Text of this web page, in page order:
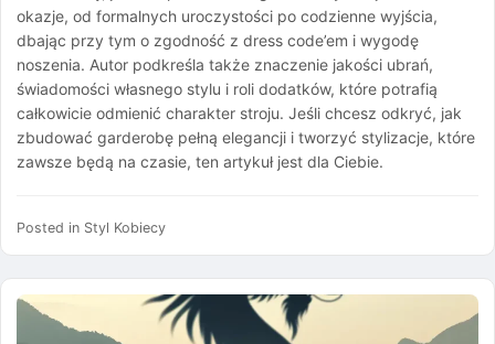
okazje, od formalnych uroczystości po codzienne wyjścia,
dbając przy tym o zgodność z dress code’em i wygodę
noszenia. Autor podkreśla także znaczenie jakości ubrań,
świadomości własnego stylu i roli dodatków, które potrafią
całkowicie odmienić charakter stroju. Jeśli chcesz odkryć, jak
zbudować garderobę pełną elegancji i tworzyć stylizacje, które
zawsze będą na czasie, ten artykuł jest dla Ciebie.
Posted in Styl Kobiecy